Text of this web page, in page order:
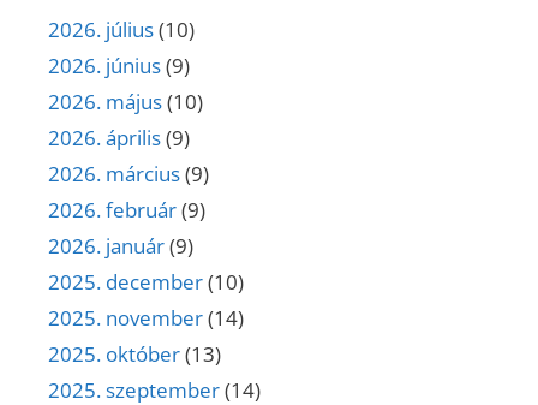
2026. július(10)
2026. június(9)
2026. május(10)
2026. április(9)
2026. március(9)
2026. február(9)
2026. január(9)
2025. december(10)
2025. november(14)
2025. október(13)
2025. szeptember(14)